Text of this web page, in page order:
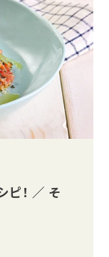
！ ／ そ